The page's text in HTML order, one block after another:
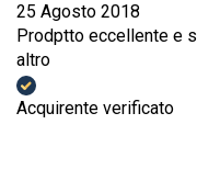
25 Agosto 2018
Prodptto eccellente e
altro
Acquirente verificato